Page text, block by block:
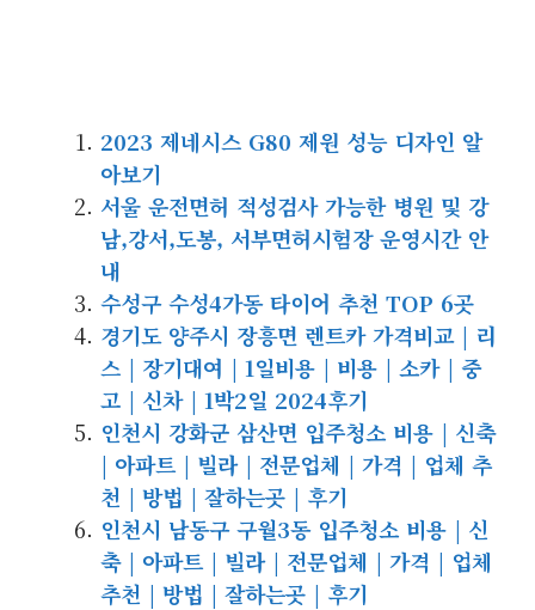
2023 제네시스 G80 제원 성능 디자인 알
아보기
서울 운전면허 적성검사 가능한 병원 및 강
남,강서,도봉, 서부면허시험장 운영시간 안
내
수성구 수성4가동 타이어 추천 TOP 6곳
경기도 양주시 장흥면 렌트카 가격비교 | 리
스 | 장기대여 | 1일비용 | 비용 | 소카 | 중
고 | 신차 | 1박2일 2024후기
인천시 강화군 삼산면 입주청소 비용 | 신축
| 아파트 | 빌라 | 전문업체 | 가격 | 업체 추
천 | 방법 | 잘하는곳 | 후기
인천시 남동구 구월3동 입주청소 비용 | 신
축 | 아파트 | 빌라 | 전문업체 | 가격 | 업체
추천 | 방법 | 잘하는곳 | 후기